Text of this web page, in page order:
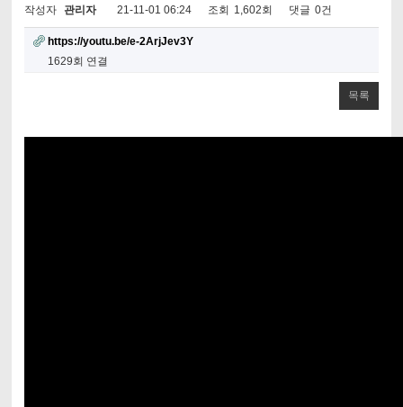
작성자 관리자 21-11-01 06:24 조회 1,602회 댓글 0건
https://youtu.be/e-2ArjJev3Y
1629회 연결
목록